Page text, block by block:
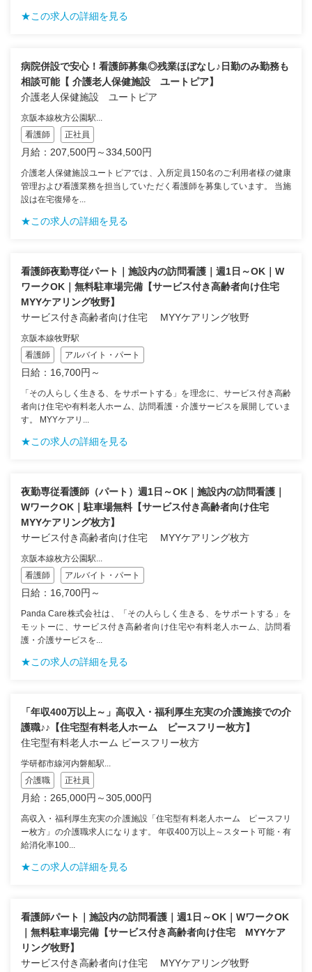
★この求人の詳細を見る
病院併設で安心！看護師募集◎残業ほぼなし♪日勤のみ勤務も
相談可能【 介護老人保健施設 ユートピア】
介護老人保健施設 ユートピア
京阪本線枚方公園駅...
看護師
正社員
月給：207,500円～334,500円
介護老人保健施設ユートピアでは、入所定員150名のご利用者様の健康
管理および看護業務を担当していただく看護師を募集しています。 当施
設は在宅復帰を...
★この求人の詳細を見る
看護師夜勤専従パート｜施設内の訪問看護｜週1日～OK｜W
ワークOK｜無料駐車場完備【サービス付き高齢者向け住宅
MYYケアリング牧野】
サービス付き高齢者向け住宅 MYYケアリング牧野
京阪本線牧野駅
看護師
アルバイト・パート
日給：16,700円～
「その人らしく生きる、をサポートする」を理念に、サービス付き高齢
者向け住宅や有料老人ホーム、訪問看護・介護サービスを展開していま
す。 MYYケアリ...
★この求人の詳細を見る
夜勤専従看護師（パート）週1日～OK｜施設内の訪問看護｜
WワークOK｜駐車場無料【サービス付き高齢者向け住宅
MYYケアリング枚方】
サービス付き高齢者向け住宅 MYYケアリング枚方
京阪本線枚方公園駅...
看護師
アルバイト・パート
日給：16,700円～
Panda Care株式会社は、「その人らしく生きる、をサポートする」を
モットーに、サービス付き高齢者向け住宅や有料老人ホーム、訪問看
護・介護サービスを...
★この求人の詳細を見る
「年収400万以上～」高収入・福利厚生充実の介護施接での介
護職♪♪【住宅型有料老人ホーム ピースフリー枚方】
住宅型有料老人ホーム ピースフリー枚方
学研都市線河内磐船駅...
介護職
正社員
月給：265,000円～305,000円
高収入・福利厚生充実の介護施設「住宅型有料老人ホーム ピースフリ
ー枚方」の介護職求人になります。 年収400万以上～スタート可能・有
給消化率100...
★この求人の詳細を見る
看護師パート｜施設内の訪問看護｜週1日～OK｜WワークOK
｜無料駐車場完備【サービス付き高齢者向け住宅 MYYケア
リング牧野】
サービス付き高齢者向け住宅 MYYケアリング牧野